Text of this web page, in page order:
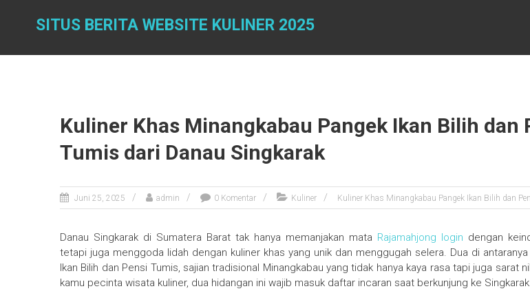
SITUS BERITA WEBSITE KULINER 2025
Kuliner Khas Minangkabau Pangek Ikan Bilih dan
Tumis dari Danau Singkarak
Juni 25, 2025 admin 0 Komentar Kuliner Kuliner Khas Minangkabau Pangek Ikan Bilih dan
Danau Singkarak di Sumatera Barat tak hanya memanjakan mata Rajamahjong login dengan
tetapi juga menggoda lidah dengan kuliner khas yang unik dan menggugah selera. Dua di
Ikan Bilih dan Pensi Tumis, sajian tradisional Minangkabau yang tidak hanya kaya rasa tapi juga sarat
kamu pecinta wisata kuliner, dua hidangan ini wajib masuk daftar incaran saat berkunjung ke